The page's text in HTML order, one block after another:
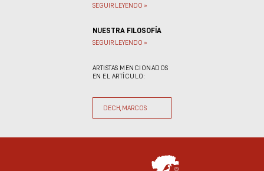
SEGUIR LEYENDO »
NUESTRA FILOSOFÍA
SEGUIR LEYENDO »
ARTISTAS MENCIONADOS
EN EL ARTÍCULO:
DECH, MARCOS